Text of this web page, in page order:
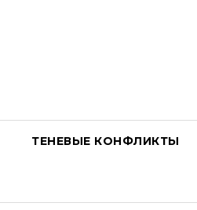
ТЕНЕВЫЕ КОНФЛИКТЫ